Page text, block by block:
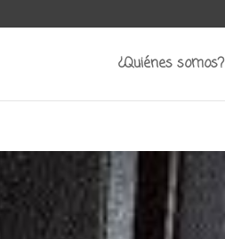
¿Quiénes somos?